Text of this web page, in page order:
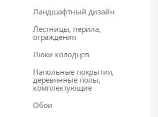
Ландшафтный дизайн
Лестницы, перила,
ограждения
Люки колодцев
Напольные покрытия,
деревянные полы,
комплектующие
Обои